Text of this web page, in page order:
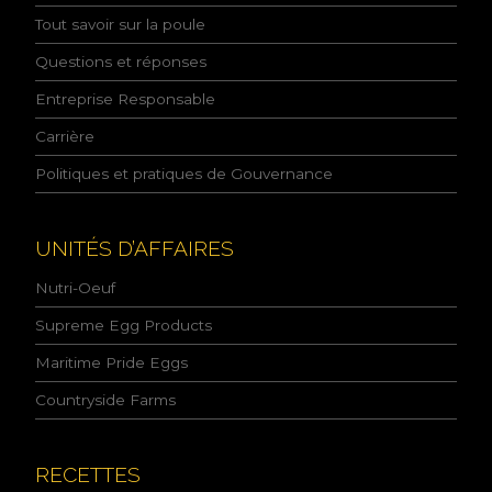
s
a
n
c
e
d
e
l
a
p
l
t
i
q
u
e
d
e
c
Tout savoir sur la poule
Questions et réponses
Entreprise Responsable
Carrière
Politiques et pratiques de Gouvernance
UNITÉS D’AFFAIRES
Nutri-Oeuf
Supreme Egg Products
Maritime Pride Eggs
Countryside Farms
RECETTES